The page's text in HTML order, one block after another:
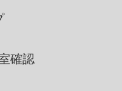
目的の範囲
確認